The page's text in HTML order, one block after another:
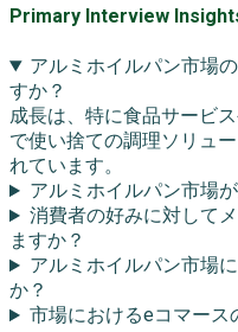
Primary Interview
アルミホイルパン市場
すか？
成長は、特に食品サービ
で使い捨ての調理ソリュ
れています。
アルミホイルパン市場
消費者の好みに対して
ますか？
アルミホイルパン市場
か？
市場におけるeコマース